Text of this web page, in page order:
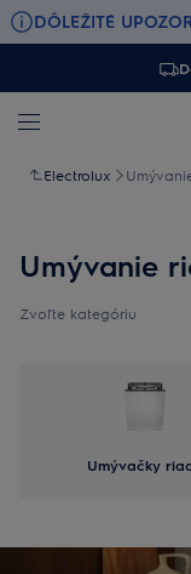
DÔLEŽITÉ
Electrolux
Umývanie
Zvoľte kategóriu
Umývačky